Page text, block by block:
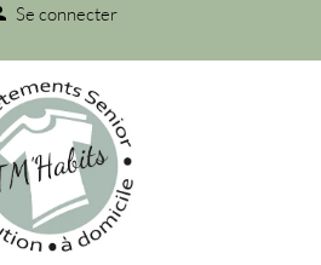
Se connecter